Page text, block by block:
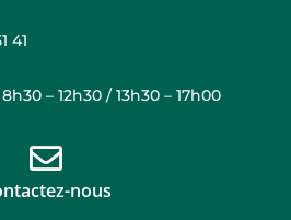
41
– 12h30 / 13h30 – 17h00
nous